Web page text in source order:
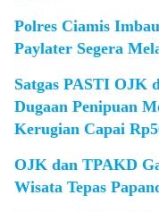
Polres Ciamis
Paylater Segera
Satgas PASTI OJK
Dugaan Penipuan
Kerugian Capai
OJK dan TPAKD
Wisata Tepas